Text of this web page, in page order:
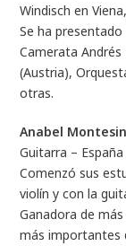
Windisch en
Se ha
Camerata
(Austria),
otras.
Anabel
Guitarra –
Comenzó sus
violín y con la
Ganadora de
más importantes